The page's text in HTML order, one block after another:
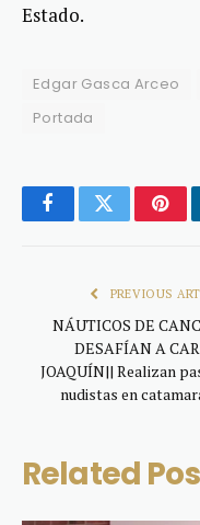
Estado.
Edgar Gasca Arceo
Portada
FacebookTwitter
PREVIOUS
NÁUTICOS DE
DESAFÍAN A
JOAQUÍN|| Realizan
nudistas en
Related